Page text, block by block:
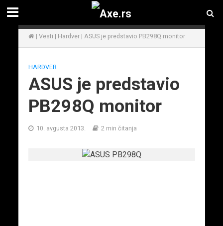
| Vesti | Hardver| ASUS je predstavio PB298Q monitor
HARDVER
ASUS je predstavio
PB298Q monitor
10. avgusta 2013. 2 min čitanja